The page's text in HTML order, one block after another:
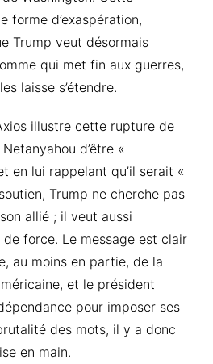
forme d’exaspération,
Trump veut désormais
qui met fin aux guerres,
laisse s’étendre.
illustre cette rupture de
d’être «
en lui rappelant qu’il serait «
Trump ne cherche pas
allié ; il veut aussi
force. Le message est clair
au moins en partie, de la
et le président
pour imposer ses
des mots, il y a donc
en main.